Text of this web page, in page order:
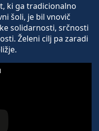
ki ga tradicionalno
šoli, je bil vnovič
solidarnosti, srčnosti
Želeni cilj pa zaradi